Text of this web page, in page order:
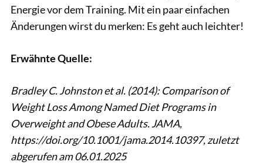
Energie vor dem Training. Mit ein paar einfachen
Änderungen wirst du merken: Es geht auch leichter!
Erwähnte Quelle:
Bradley C. Johnston et al. (2014): Comparison of
Weight Loss Among Named Diet Programs in
Overweight and Obese Adults. JAMA,
https://doi.org/10.1001/jama.2014.10397, zuletzt
abgerufen am 06.01.2025